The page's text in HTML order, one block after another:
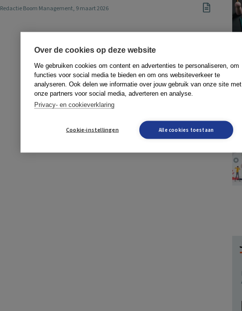
Redactie Boom Management, 9 maart 2026
Over de cookies op deze website
We gebruiken cookies om content en advertenties te personaliseren, om
functies voor social media te bieden en om ons websiteverkeer te
analyseren. Ook delen we informatie over jouw gebruik van onze site met
onze partners voor social media, adverteren en analyse.
Privacy- en cookieverklaring
Cookie-instellingen Alle cookies toestaan